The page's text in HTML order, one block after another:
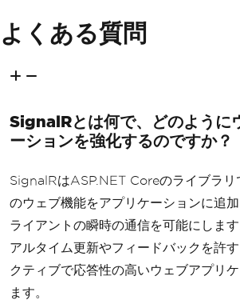
よくある質問
SignalRとは何で、どのように
ーションを強化するのですか？
SignalRはASP.NET Coreのライブラリ
のウェブ機能をアプリケーションに追
ライアントの瞬時の通信を可能にしま
アルタイム更新やフィードバックを許
クティブで応答性の高いウェブアプリ
ます。